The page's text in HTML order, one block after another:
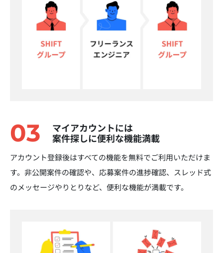
03
マイアカウントには
案件探しに便利な機能満載
アカウント登録後はすべての機能を無料でご利用いただけま
す。非公開案件の確認や、応募案件の進捗確認、スレッド式
のメッセージやりとりなど、便利な機能が満載です。